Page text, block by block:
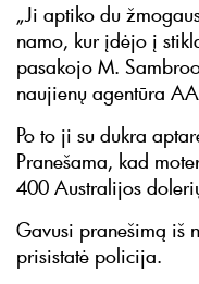
„Ji aptiko du
namo, kur įdėjo į
pasakojo M.
naujienų agentūra
Po to ji su dukra
Pranešama, kad
400 Australijos
Gavusi pranešimą iš
prisistatė policija.